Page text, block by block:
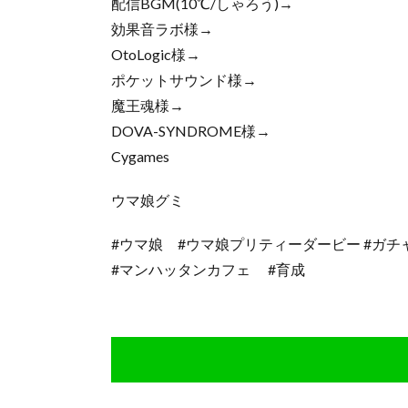
効果音ラボ様→
OtoLogic様→
ポケットサウンド様→
魔王魂様→
DOVA-SYNDROME様→
Cygames
ウマ娘グミ
#ウマ娘 #ウマ娘プリティーダービー #ガ
#マンハッタンカフェ #育成